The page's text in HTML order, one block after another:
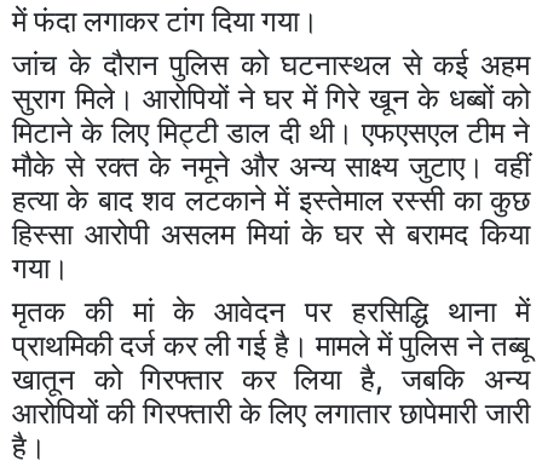
में फंदा लगाकर टांग दिया गया।
जांच के दौरान पुलिस को घटनास्थल से कई अहम
सुराग मिले। आरोपियों ने घर में गिरे खून के धब्बों को
मिटाने के लिए मिट्टी डाल दी थी। एफएसएल टीम ने
मौके से रक्त के नमूने और अन्य साक्ष्य जुटाए। वहीं
हत्या के बाद शव लटकाने में इस्तेमाल रस्सी का कुछ
हिस्सा आरोपी असलम मियां के घर से बरामद किया
गया।
मृतक की मां के आवेदन पर हरसिद्धि थाना में
प्राथमिकी दर्ज कर ली गई है। मामले में पुलिस ने तब्बू
खातून को गिरफ्तार कर लिया है, जबकि अन्य
आरोपियों की गिरफ्तारी के लिए लगातार छापेमारी जारी
है।